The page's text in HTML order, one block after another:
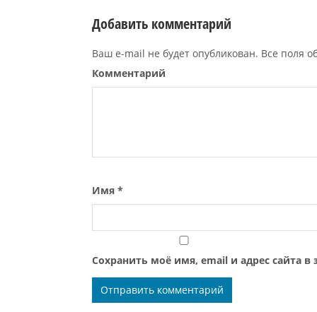
Добавить комментарий
Ваш e-mail не будет опубликован. Все поля
Комментарий
Имя *
Сохранить моё имя, email и адрес сайта